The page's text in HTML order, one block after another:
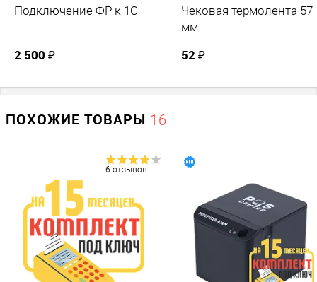
Подключение ФР к 1С
2 500 ₽
Чековая термолента 57
мм
52 ₽
ПОХОЖИЕ ТОВАРЫ 16
6 отзывов